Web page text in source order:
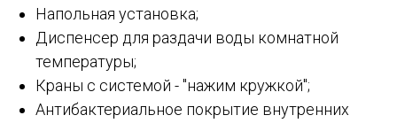
Напольная установка;
Диспенсер для раздачи воды комнатной
температуры;
Краны с системой - "нажим кружкой";
Антибактериальное покрытие внутренних